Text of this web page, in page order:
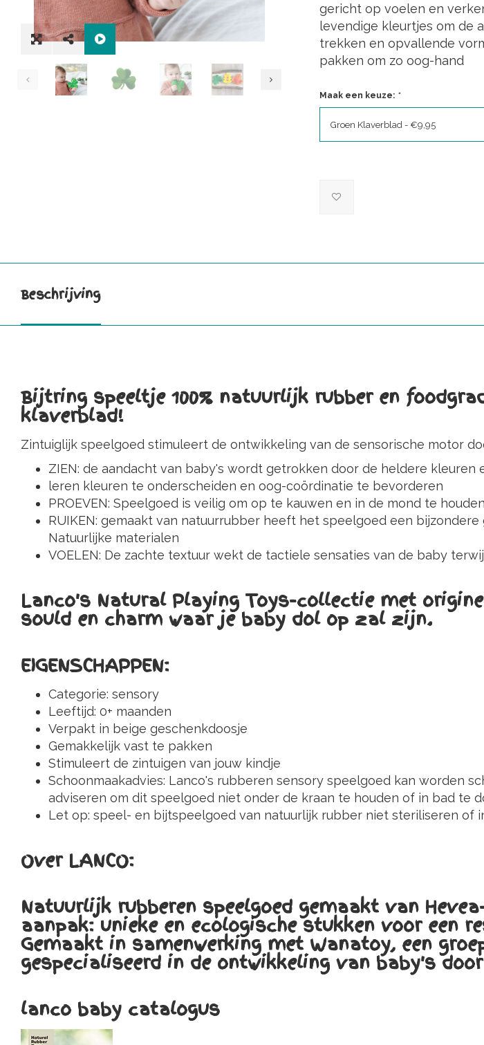
gericht op voelen en
levendige kleurtjes om de
trekken en opvallende
pakken om zo oog-hand
Maak een keuze: *
Groen Klaverblad - €9,95
Beschrijving
Bijtring speeltje 100% natuurlijk rubber en
klaverblad!
Zintuiglijk speelgoed stimuleert de ontwikkeling van de sensorische motor
ZIEN: de aandacht van baby's wordt getrokken door de heldere
leren kleuren te onderscheiden en oog-coördinatie te bevorderen
PROEVEN: Speelgoed is veilig om op te kauwen en in de mond te
RUIKEN: gemaakt van natuurrubber heeft het speelgoed een
Natuurlijke materialen
VOELEN: De zachte textuur wekt de tactiele sensaties van de baby
Lanco's Natural Playing Toys-collectie met
sould en charm waar je baby dol op zal zijn.
EIGENSCHAPPEN:
Categorie: sensory
Leeftijd: 0+ maanden
Verpakt in beige geschenkdoosje
Gemakkelijk vast te pakken
Stimuleert de zintuigen van jouw kindje
Schoonmaakadvies: Lanco's rubberen sensory speelgoed kan worden
adviseren om dit speelgoed niet onder de kraan te houden of in bad te
Let op: speel- en bijtspeelgoed van natuurlijk rubber niet steriliseren of
Over LANCO:
Natuurlijk rubberen speelgoed gemaakt van
aanpak: unieke en ecologische stukken voor een
Gemaakt in samenwerking met Wanatoy, een
gespecialiseerd in de ontwikkeling van baby's
lanco baby catalogus